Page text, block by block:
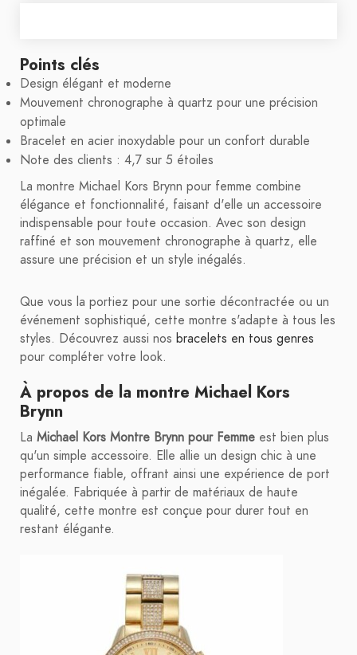
Points clés
Design élégant et moderne
Mouvement chronographe à quartz pour une précision
optimale
Bracelet en acier inoxydable pour un confort durable
Note des clients : 4,7 sur 5 étoiles
La montre Michael Kors Brynn pour femme combine
élégance et fonctionnalité, faisant d'elle un accessoire
indispensable pour toute occasion. Avec son design
raffiné et son mouvement chronographe à quartz, elle
assure une précision et un style inégalés.
Que vous la portiez pour une sortie décontractée ou un
événement sophistiqué, cette montre s'adapte à tous les
styles. Découvrez aussi nos bracelets en tous genres
pour compléter votre look.
À propos de la montre Michael Kors
Brynn
La Michael Kors Montre Brynn pour Femme est bien plus
qu'un simple accessoire. Elle allie un design chic à une
performance fiable, offrant ainsi une expérience de port
inégalée. Fabriquée à partir de matériaux de haute
qualité, cette montre est conçue pour durer tout en
restant élégante.